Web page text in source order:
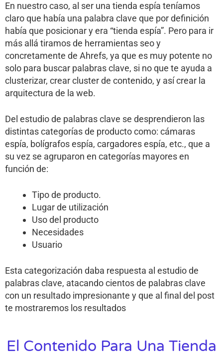
En nuestro caso, al ser una tienda espía teníamos
claro que había una palabra clave que por definición
había que posicionar y era “tienda espía”. Pero para ir
más allá tiramos de herramientas seo y
concretamente de Ahrefs, ya que es muy potente no
solo para buscar palabras clave, si no que te ayuda a
clusterizar, crear cluster de contenido, y así crear la
arquitectura de la web.
Del estudio de palabras clave se desprendieron las
distintas categorías de producto como: cámaras
espía, bolígrafos espía, cargadores espía, etc., que a
su vez se agruparon en categorías mayores en
función de:
Tipo de producto.
Lugar de utilización
Uso del producto
Necesidades
Usuario
Esta categorización daba respuesta al estudio de
palabras clave, atacando cientos de palabras clave
con un resultado impresionante y que al final del post
te mostraremos los resultados
El Contenido Para Una Tienda